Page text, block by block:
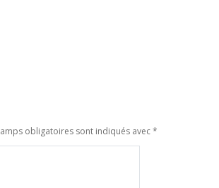
obligatoires sont indiqués avec*